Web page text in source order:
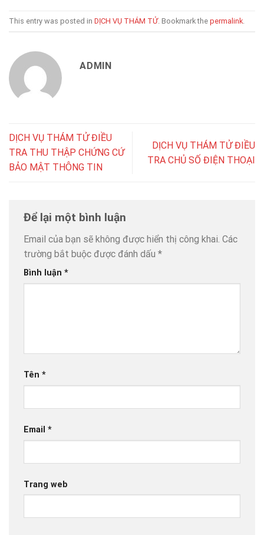
This entry was posted in DỊCH VỤ THÁM TỬ. Bookmark the permalink
ADMIN
DỊCH VỤ THÁM TỬ ĐIỀU
TRA THU THẬP CHỨNG CỨ
BẢO MẬT THÔNG TIN
DỊCH VỤ THÁM TỬ ĐIỀU
TRA CHỦ SỐ ĐIỆN THOẠI
Để lại một bình luận
Email của bạn sẽ không được hiển thị công khai. Các
trường bắt buộc được đánh dấu *
Bình luận *
Tên *
Email *
Trang web